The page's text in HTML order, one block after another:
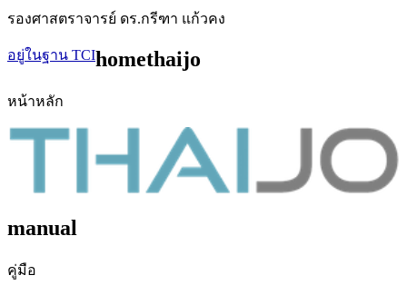
รองศาสตราจารย์ ดร.กรีฑา แก้วคง
อยู่ในฐาน TCIhomethaijo
หน้าหลัก
manual
คู่มือ